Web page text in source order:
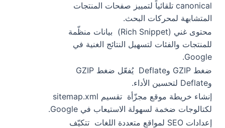
canonical تلقائياً لتمييز صفحات المنتجات
المتشابهة لمحركات البحث.
محتوى غني (Rich Snippet)
بيانات منظّمة
للمنتجات والفئات لتسهيل النتائج الغنية في
Google.
ضغط GZIP وDeflate
يُفعّل ضغط GZIP
وDeflate لتحسين الأداء.
إنشاء خريطة موقع مجزّأة
تقسيم sitemap.xml
لكتالوجات ضخمة لسهولة الاستيعاب في Google.
إعدادات SEO لمواقع متعددة اللغات
تتكيّف